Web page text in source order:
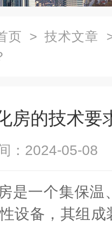
页 > 技术文章
房的技术要
间：2024-05-
是一个集保温
设备，其组